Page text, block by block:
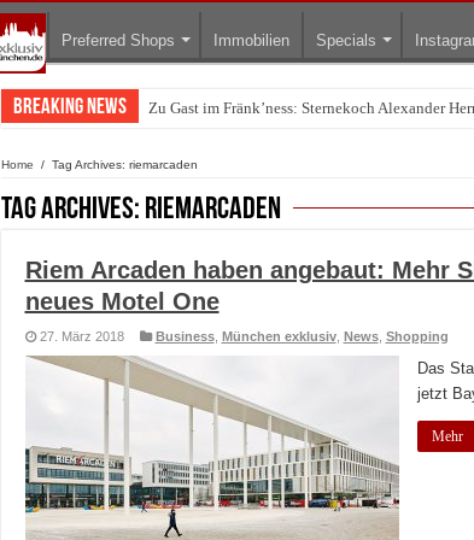
Preferred Shops Immobilien Specials
Breaking News Zu Gast im Fränk’ness: Sternekoch Alexander
Home / Tag Archives: riemarcaden
Tag Archives: riemarcaden
Riem Arcaden haben angebaut: Mehr
neues Motel One
27. März 2018 Business, München exklusiv, News, Shopping
Das
jetzt
Mehr